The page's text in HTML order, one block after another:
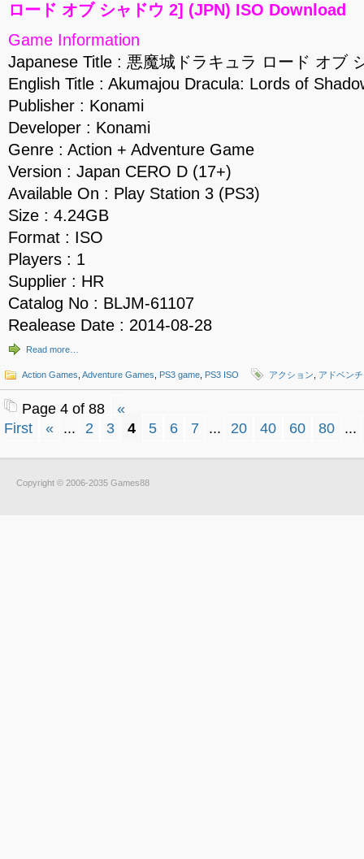
ロード オブ シャドウ 2] (JPN) ISO Download
Game Information
Japanese Title : 悪魔城ドラキュラ ロード オブ
English Title : Akumajou Dracula: Lords of
Publisher : Konami
Developer : Konami
Genre : Action + Adventure Game
Version : Japan CERO D (17+)
Available On : Play Station 3 (PS3)
Size : 4.24GB
Format : ISO
Players : 1
Supplier : HR
Catalog No : BLJM-61107
Realease Date : 2014-08-28
Read more…
Action Games Adventure Games PS3 game PS3 ISO アクション アドベン
Page 4 of 88
«
First
« ... 2 3 4 5 6 7 ... 20 40 60 80 ...
Copyright © 2006-2035 Games88